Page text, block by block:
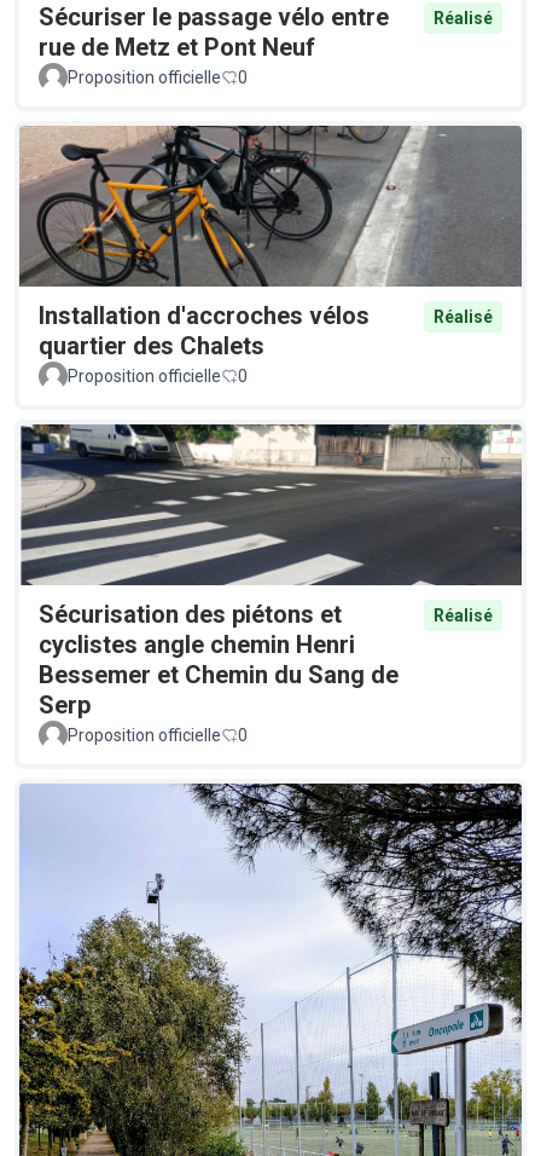
Sécuriser le passage vélo entre
rue de Metz et Pont Neuf
Réalisé
Proposition officielle 0
Installation d'accroches vélos
quartier des Chalets
Réalisé
Proposition officielle 0
Sécurisation des piétons et
cyclistes angle chemin Henri
Bessemer et Chemin du Sang de
Serp
Réalisé
Proposition officielle 0